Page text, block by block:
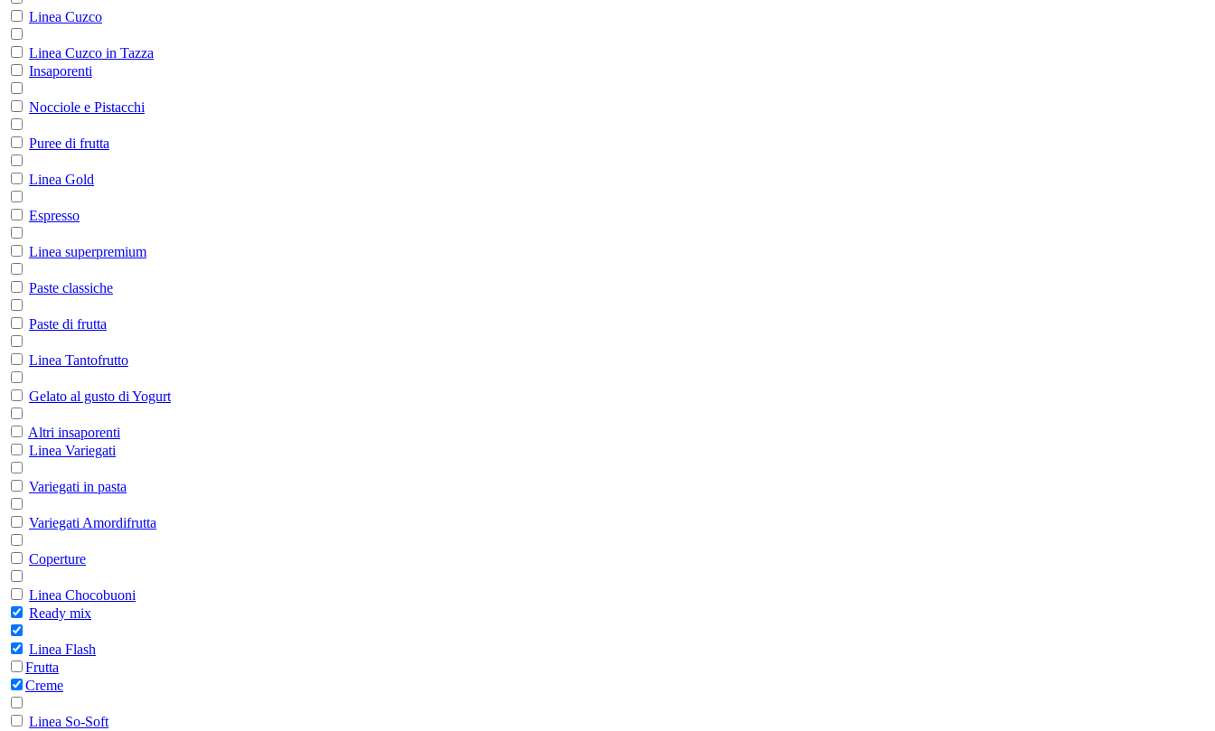
Linea Cuzco
Linea Cuzco in Tazza
Insaporenti
Nocciole e Pistacchi
Puree di frutta
Linea Gold
Espresso
Linea superpremium
Paste classiche
Paste di frutta
Linea Tantofrutto
Gelato al gusto di Yogurt
Altri insaporenti
Linea Variegati
Variegati in pasta
Variegati Amordifrutta
Coperture
Linea Chocobuoni
Ready mix
Linea Flash
Frutta
Creme
Linea So-Soft